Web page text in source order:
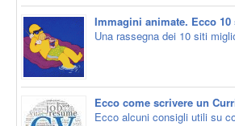
Immagini animate. Ecco
Una rassegna dei 10 siti
Ecco come scrivere un
Ecco alcuni consigli utili su